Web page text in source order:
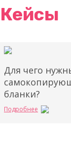
Кейсы
Для чего
бланки?
Подробнее